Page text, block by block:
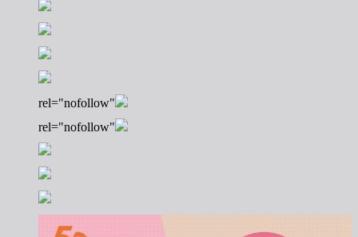
rel="nofollow"
rel="nofollow"